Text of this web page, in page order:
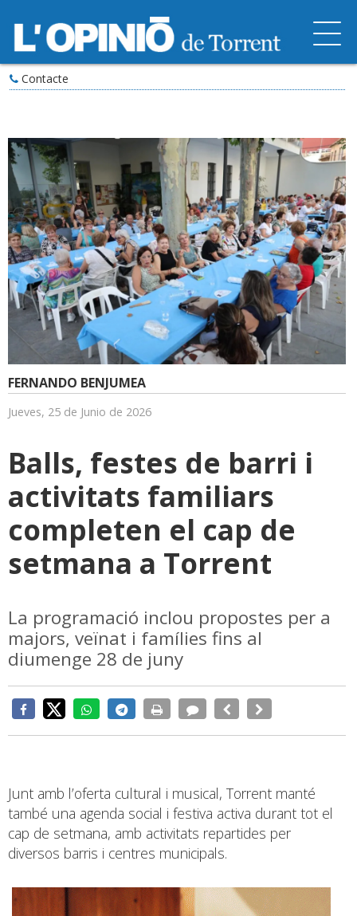
Contacte
FERNANDO BENJUMEA
Jueves, 25 de Junio de 2026
Balls, festes de barri i
activitats familiars
completen el cap de
setmana a Torrent
La programació inclou propostes per a
majors, veïnat i famílies fins al
diumenge 28 de juny
Junt amb l’oferta cultural i musical, Torrent manté
també una agenda social i festiva activa durant tot el
cap de setmana, amb activitats repartides per
diversos barris i centres municipals.